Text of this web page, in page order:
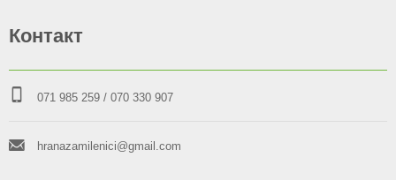
Контакт
071 985 259 / 070 330 907
hranazamilenici@gmail.com